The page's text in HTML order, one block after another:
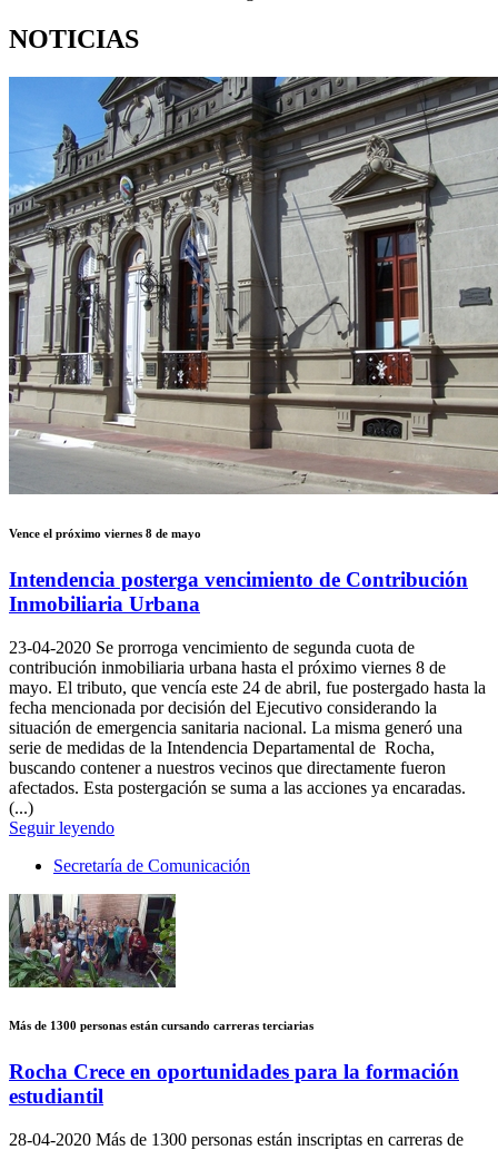
NOTICIAS
Vence el próximo viernes 8 de mayo
Intendencia posterga vencimiento de Contribución
Inmobiliaria Urbana
23-04-2020 Se prorroga vencimiento de segunda cuota de
contribución inmobiliaria urbana hasta el próximo viernes 8 de
mayo. El tributo, que vencía este 24 de abril, fue postergado hasta la
fecha mencionada por decisión del Ejecutivo considerando la
situación de emergencia sanitaria nacional. La misma generó una
serie de medidas de la Intendencia Departamental de Rocha,
buscando contener a nuestros vecinos que directamente fueron
afectados. Esta postergación se suma a las acciones ya encaradas.
(...)
Seguir leyendo
Secretaría de Comunicación
Más de 1300 personas están cursando carreras terciarias
Rocha Crece en oportunidades para la formación
estudiantil
28-04-2020 Más de 1300 personas están inscriptas en carreras de